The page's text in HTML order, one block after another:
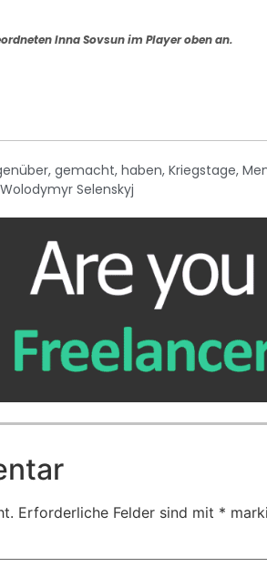
Inna Sovsun im Player oben an.
, gemacht, haben, Kriegstage,
Wolodymyr Selenskyj
Erforderliche Felder sind mit *